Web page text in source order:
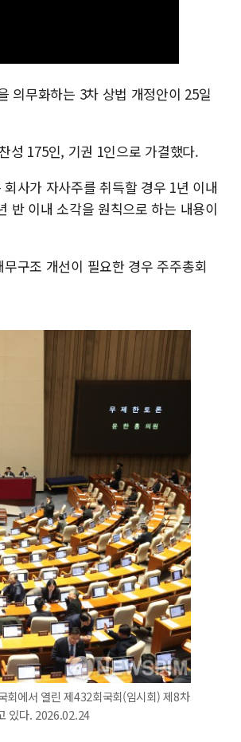
의무화하는 3차 상법 개정안이 25일
성 175인, 기권 1인으로 가결했다.
사가 자사주를 취득할 경우 1년 이내
반 이내 소각을 원칙으로 하는 내용이
구조 개선이 필요한 경우 주주총회
회에서 열린 제432회국회(임시회) 제8차
있다. 2026.02.24